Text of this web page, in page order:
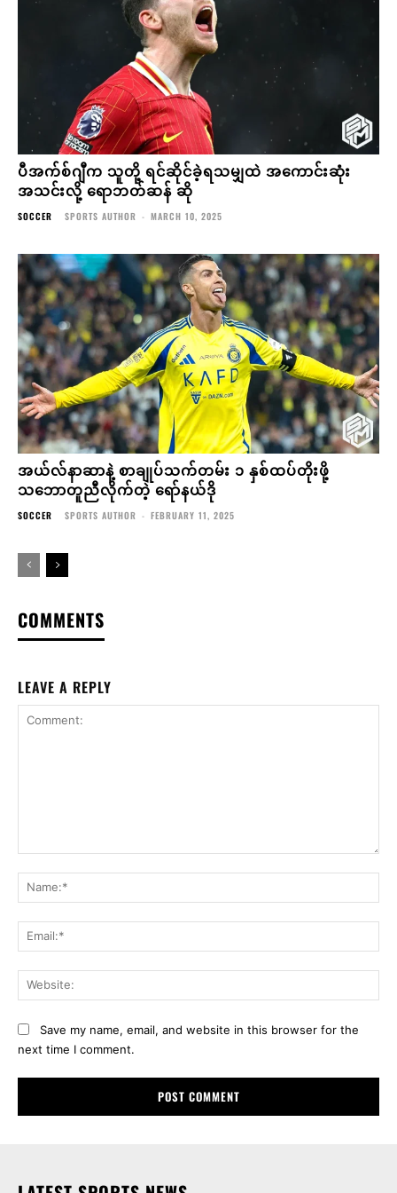
ပီအက်စ်ဂျီက သူတို့ ရင်ဆိုင်ခဲ့ရသမျှထဲ အကောင်းဆုံး
အသင်းလို့ ရောဘတ်ဆန် ဆို
SOCCER SPORTS AUTHOR - MARCH 10, 2025
အယ်လ်နာဆာနဲ့ စာချုပ်သက်တမ်း ၁ နှစ်ထပ်တိုးဖို့
သဘောတူညီလိုက်တဲ့ ရော်နယ်ဒို
SOCCER SPORTS AUTHOR - FEBRUARY 11, 2025
COMMENTS
LEAVE A REPLY
Save my name, email, and website in this browser for the
next time I comment.